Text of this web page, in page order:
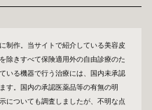
制作。当サイトで紹介している美容皮
除きすべて保険適用外の自由診療のた
いる機器で行う治療には、国内未承認
す。国内の承認医薬品等の有無の明
についても調査しましたが、不明な点